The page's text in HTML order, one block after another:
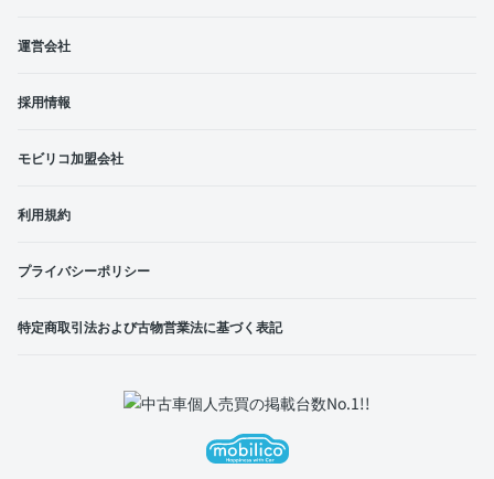
運営会社
採用情報
モビリコ加盟会社
利用規約
プライバシーポリシー
特定商取引法および古物営業法に基づく表記